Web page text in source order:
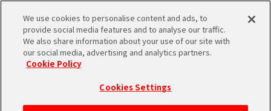
MEN
NEWS
We use cookies to personalise content and ads, to
provide social media features and to analyse our traffic.
We also share information about your use of our site with
our social media, advertising and analytics partners.
Cookie Policy
Cookies Settings